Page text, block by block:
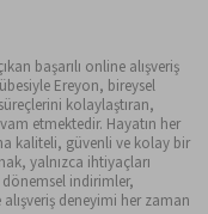
başarılı online alışveriş
Ereyon, bireysel
kolaylaştıran,
etmektedir. Hayatın her
kaliteli, güvenli ve kolay bir
yalnızca ihtiyaçları
indirimler,
deneyimi her zaman